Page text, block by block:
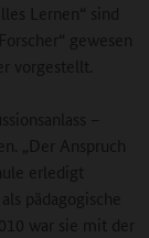
Lernen“ sind
gewesen
vorgestellt.
–
„Der Anspruch
erledigt
pädagogische
war sie mit der